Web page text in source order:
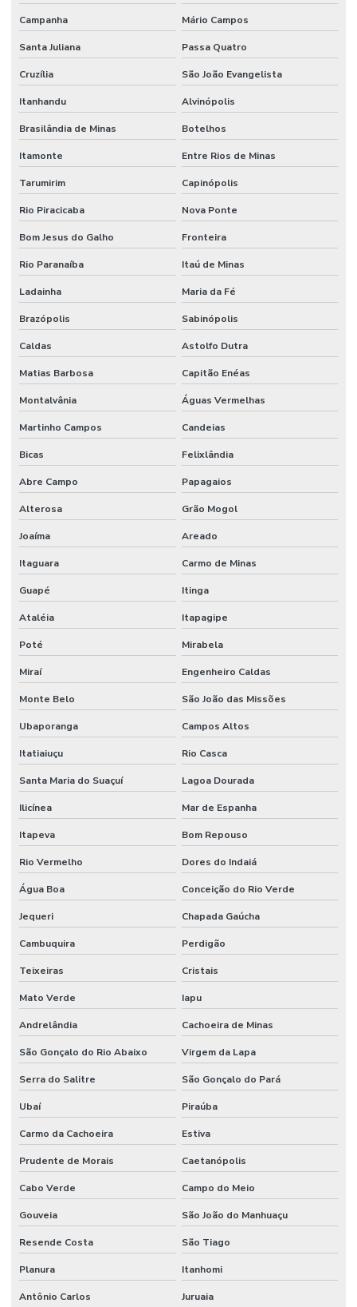
Campanha Mário Campos
Santa Juliana Passa Quatro
Cruzília São João Evangelista
Itanhandu Alvinópolis
Brasilândia de Minas Botelhos
Itamonte Entre Rios de Minas
Tarumirim Capinópolis
Rio Piracicaba Nova Ponte
Bom Jesus do Galho Fronteira
Rio Paranaíba Itaú de Minas
Ladainha Maria da Fé
Brazópolis Sabinópolis
Caldas Astolfo Dutra
Matias Barbosa Capitão Enéas
Montalvânia Águas Vermelhas
Martinho Campos Candeias
Bicas Felixlândia
Abre Campo Papagaios
Alterosa Grão Mogol
Joaíma Areado
Itaguara Carmo de Minas
Guapé Itinga
Ataléia Itapagipe
Poté Mirabela
Miraí Engenheiro Caldas
Monte Belo São João das Missões
Ubaporanga Campos Altos
Itatiaiuçu Rio Casca
Santa Maria do Suaçuí Lagoa Dourada
Ilicínea Mar de Espanha
Itapeva Bom Repouso
Rio Vermelho Dores do Indaiá
Água Boa Conceição do Rio Verde
Jequeri Chapada Gaúcha
Cambuquira Perdigão
Teixeiras Cristais
Mato Verde Iapu
Andrelândia Cachoeira de Minas
São Gonçalo do Rio Abaixo Virgem da Lapa
Serra do Salitre São Gonçalo do Pará
Ubaí Piraúba
Carmo da Cachoeira Estiva
Prudente de Morais Caetanópolis
Cabo Verde Campo do Meio
Gouveia São João do Manhuaçu
Resende Costa São Tiago
Planura Itanhomi
Antônio Carlos Juruaia